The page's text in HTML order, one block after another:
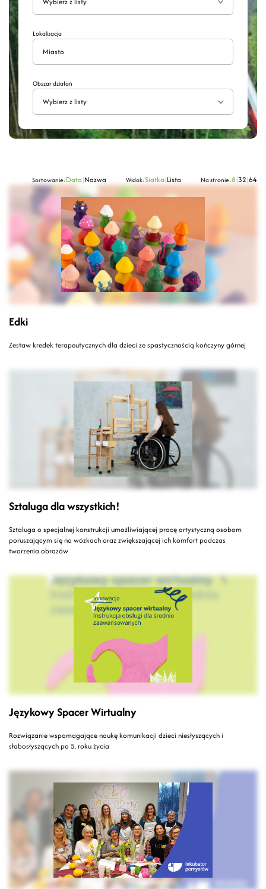
Wyszukaj Rozwiń
Lokalizacja
Obszar działań
Wybierz z listy
Sortowanie:Data|Nazwa Widok:Siatka|Lista Na stronie:8|32|64
Edki
Zestaw kredek terapeutycznych dla dzieci ze spastycznością kończyny górnej
Sztaluga dla wszystkich!
Sztaluga o specjalnej konstrukcji umożliwiającej pracę artystyczną osobom
poruszającym się na wózkach oraz zwiększającej ich komfort podczas
tworzenia obrazów
Językowy Spacer Wirtualny
Rozwiązanie wspomagające naukę komunikacji dzieci niesłyszących i
słabosłyszących po 5. roku życia